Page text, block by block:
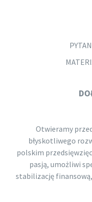
Otwieramy
błyskotliwego
polskim
pasją, umożliwi
stabilizację